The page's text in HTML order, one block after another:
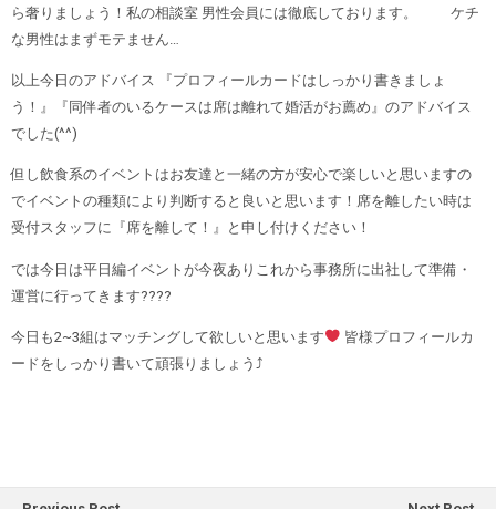
ら奢りましょう！私の相談室 男性会員には徹底しております。 ケチ
な男性はまずモテません…
以上今日のアドバイス 『プロフィールカードはしっかり書きましょ
う！』『同伴者のいるケースは席は離れて婚活がお薦め』のアドバイス
でした(^^)
但し飲食系のイベントはお友達と一緒の方が安心で楽しいと思いますの
でイベントの種類により判断すると良いと思います！席を離したい時は
受付スタッフに『席を離して！』と申し付けください！
では今日は平日編イベントが今夜ありこれから事務所に出社して準備・
運営に行ってきます????
今日も2~3組はマッチングして欲しいと思います
皆様プロフィールカ
ードをしっかり書いて頑張りましょう⤴︎